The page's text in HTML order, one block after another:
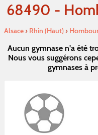
68490 -
Alsace› Rhin (Haut)›
Aucun gymnase n'a été
Nous vous suggérons
gymnases à